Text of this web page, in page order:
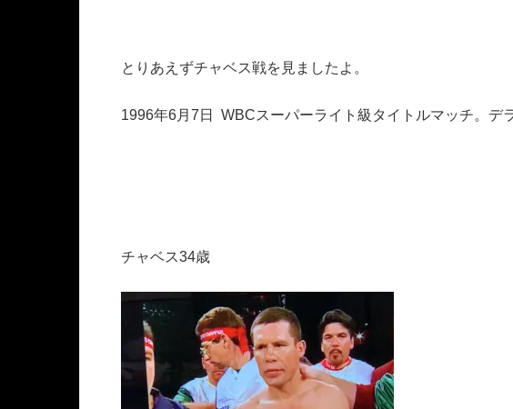
とりあえずチャベス戦を見ましたよ。
1996年6月7日 WBCスーパーライト級タイトルマッチ。デ
チャベス34歳